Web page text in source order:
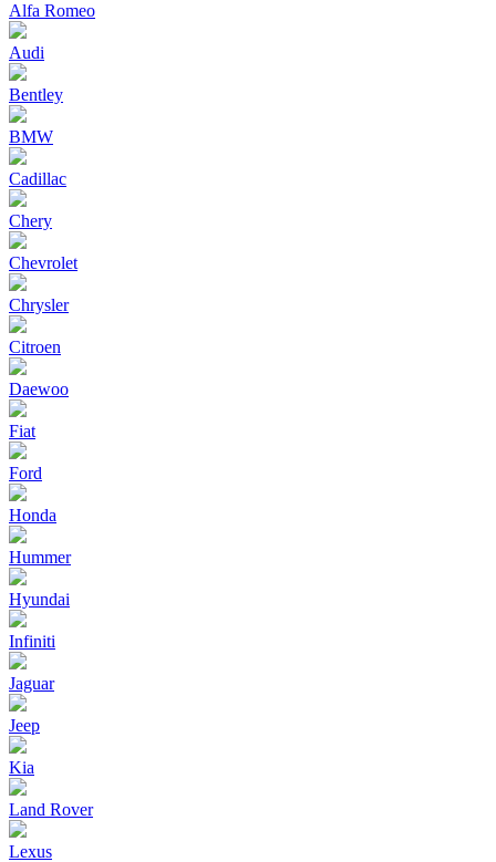
Alfa Romeo
Audi
Bentley
BMW
Cadillac
Chery
Chevrolet
Chrysler
Citroen
Daewoo
Fiat
Ford
Honda
Hummer
Hyundai
Infiniti
Jaguar
Jeep
Kia
Land Rover
Lexus